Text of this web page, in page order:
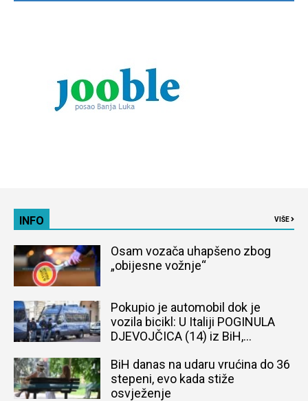
INFO VIŠE
Osam vozača uhapšeno zbog
„obijesne vožnje“
Pokupio je automobil dok je
vozila bicikl: U Italiji POGINULA
DJEVOJČICA (14) iz BiH,
BiH danas na udaru vrućina do 36
stepeni, evo kada stiže
osvježenje